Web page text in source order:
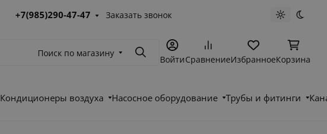
+7(985)290-47-47 Заказать звонок Светлая
Поиск по магазину ПоискВойтиСравнениеИзбранноеКорзина
Кондиционеры воздуха Насосное оборудование Трубы и фитинги